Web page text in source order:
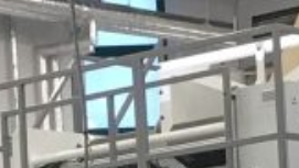
Ausbildung